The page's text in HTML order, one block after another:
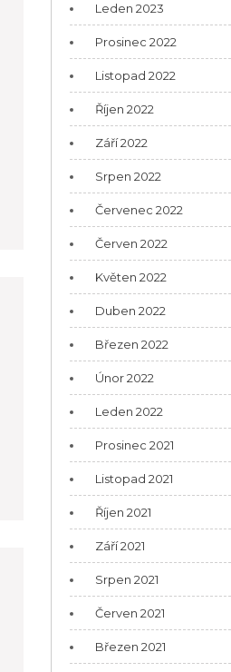
Leden 2023
Prosinec 2022
Listopad 2022
Říjen 2022
Září 2022
Srpen 2022
Červenec 2022
Červen 2022
Květen 2022
Duben 2022
Březen 2022
Únor 2022
Leden 2022
Prosinec 2021
Listopad 2021
Říjen 2021
Září 2021
Srpen 2021
Červen 2021
Březen 2021